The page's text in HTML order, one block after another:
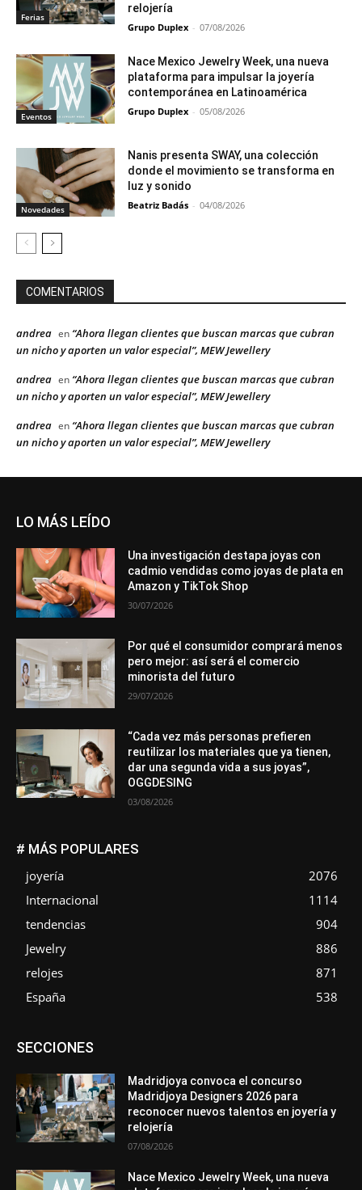
Ferias
relojería
Grupo Duplex - 07/08/2026
Eventos
Nace Mexico Jewelry Week, una nueva
plataforma para impulsar la joyería
contemporánea en Latinoamérica
Grupo Duplex - 05/08/2026
Novedades
Nanis presenta SWAY, una colección
donde el movimiento se transforma en
luz y sonido
Beatriz Badás - 04/08/2026
COMENTARIOS
andrea en “Ahora llegan clientes que buscan marcas que cubran
un nicho y aporten un valor especial”, MEW Jewellery
andrea en “Ahora llegan clientes que buscan marcas que cubran
un nicho y aporten un valor especial”, MEW Jewellery
andrea en “Ahora llegan clientes que buscan marcas que cubran
un nicho y aporten un valor especial”, MEW Jewellery
LO MÁS LEÍDO
Una investigación destapa joyas con
cadmio vendidas como joyas de plata en
Amazon y TikTok Shop
30/07/2026
Por qué el consumidor comprará menos
pero mejor: así será el comercio
minorista del futuro
29/07/2026
“Cada vez más personas prefieren
reutilizar los materiales que ya tienen,
dar una segunda vida a sus joyas”,
OGGDESING
03/08/2026
# MÁS POPULARES
joyería
2076
Internacional
1114
tendencias
904
Jewelry
886
relojes
871
España
538
SECCIONESAsociaciones
Entrevistas
Mundo Técnico
Novedades Opiniones
Perspectiva
Premios
Secciones Sin categoría
Más
Madridjoya convoca el concurso
Madridjoya Designers 2026 para
reconocer nuevos talentos en joyería y
relojería
07/08/2026
Nace Mexico Jewelry Week, una nueva